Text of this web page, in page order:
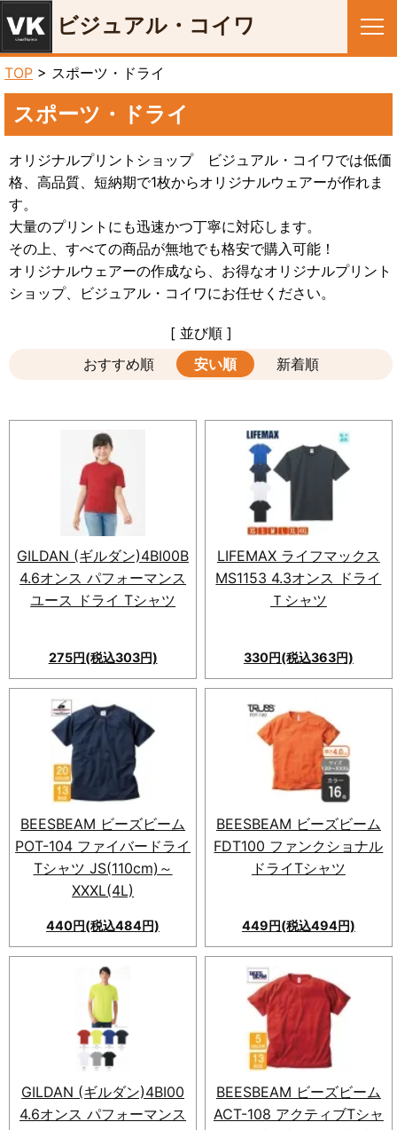
ビジュアル・コイワ
TOP > スポーツ・ドライ
スポーツ・ドライ
オリジナルプリントショップ ビジュアル・コイワでは低価
格、高品質、短納期で1枚からオリジナルウェアーが作れま
す。
大量のプリントにも迅速かつ丁寧に対応します。
その上、すべての商品が無地でも格安で購入可能！
オリジナルウェアーの作成なら、お得なオリジナルプリント
ショップ、ビジュアル・コイワにお任せください。
[ 並び順 ]
おすすめ順
安い順 新着順
GILDAN (ギルダン)4BI00B
4.6オンス パフォーマンス
ユース ドライ Tシャツ
275円(税込303円)
LIFEMAX ライフマックス
MS1153 4.3オンス ドライ
Ｔシャツ
330円(税込363円)
BEESBEAM ビーズビーム
POT-104 ファイバードライ
Tシャツ JS(110cm)～
XXXL(4L)
440円(税込484円)
BEESBEAM ビーズビーム
FDT100 ファンクショナル
ドライTシャツ
449円(税込494円)
GILDAN (ギルダン)4BI00
4.6オンス パフォーマンス
BEESBEAM ビーズビーム
ACT-108 アクティブTシャ